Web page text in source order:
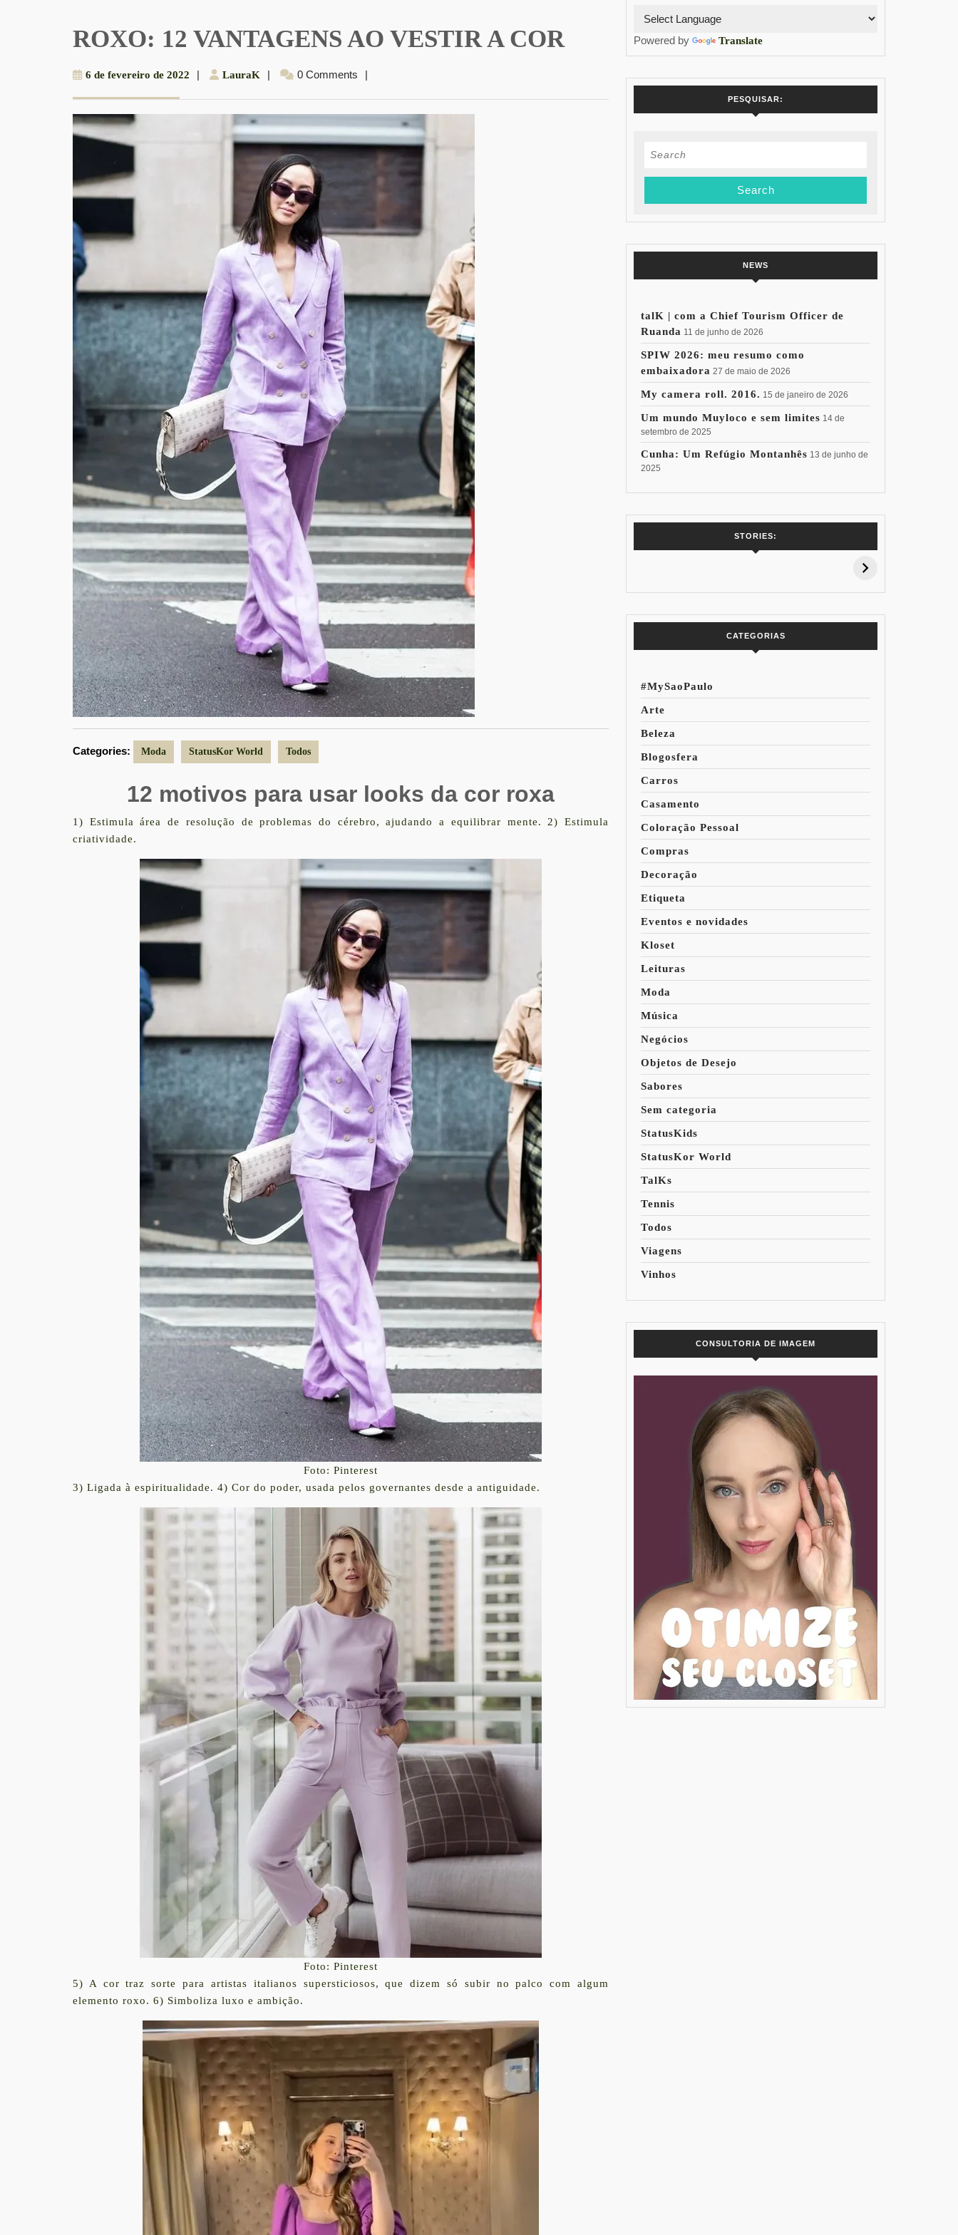
ROXO: 12 VANTAGENS AO VESTIR A COR
6 de fevereiro de 2022 | LauraK LauraK
| 0 Comments |
Categories: Moda StatusKor World Todos
12 motivos para usar looks da cor roxa
1) Estimula área de resolução de problemas do cérebro, ajudando a equilibrar mente. 2) Estimula
criatividade.
Foto: Pinterest
3) Ligada à espiritualidade. 4) Cor do poder, usada pelos governantes desde a antiguidade.
Foto: Pinterest
5) A cor traz sorte para artistas italianos supersticiosos, que dizem só subir no palco com algum
elemento roxo. 6) Simboliza luxo e ambição.
Powered by Translate
PESQUISAR:
Search
NEWS
talK | com a Chief Tourism Officer de
Ruanda 11 de junho de 2026
SPIW 2026: meu resumo como
embaixadora 27 de maio de 2026
My camera roll. 2016. 15 de janeiro de 2026
Um mundo Muyloco e sem limites 14 de
setembro de 2025
Cunha: Um Refúgio Montanhês 13 de junho de
2025
STORIES:
7 Vinhos com +
15% de
Pessoal: Os
CATEGORIAS
#MySaoPaulo
Arte
Beleza
Blogosfera
Carros
Casamento
Coloração Pessoal
Compras
Decoração
Etiqueta
Eventos e novidades
Kloset
Leituras
Moda
Música
Negócios
Objetos de Desejo
Sabores
Sem categoria
StatusKids
StatusKor World
TalKs
Tennis
Todos
Viagens
Vinhos
CONSULTORIA DE IMAGEM